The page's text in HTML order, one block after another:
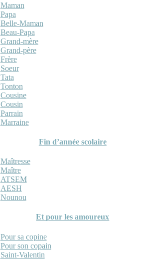
Maman
Papa
Belle-Maman
Beau-Papa
Grand-mère
Grand-père
Frère
Soeur
Tata
Tonton
Cousine
Cousin
Parrain
Marraine
Fin d’année scolaire
Maîtresse
Maître
ATSEM
AESH
Nounou
Et pour les amoureux
Pour sa copine
Pour son copain
Saint-Valentin